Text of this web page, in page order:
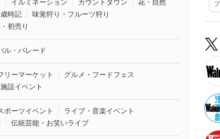
イルミネーション カウントダウン
花・自然
時記
味覚狩り・フルーツ狩り
初売り
ル・パレード
リーマーケット
グルメ・フードフェス
設イベント
ポーツイベント
ライブ・音楽イベント
伝統芸能・お笑いライブ